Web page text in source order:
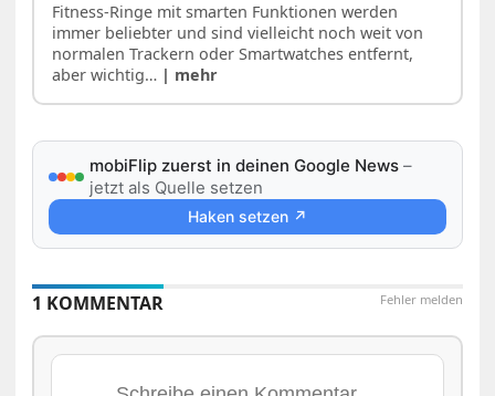
Fitness-Ringe mit smarten Funktionen werden
immer beliebter und sind vielleicht noch weit von
normalen Trackern oder Smartwatches entfernt,
aber wichtig… | mehr
mobiFlip zuerst in deinen Google News –
jetzt als Quelle setzen
Haken setzen ↗
Fehler melden
1 KOMMENTAR